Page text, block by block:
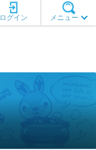
メニュー
ログイン